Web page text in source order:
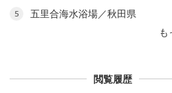
5
五里合海水浴場／秋田県
も
閲覧履歴